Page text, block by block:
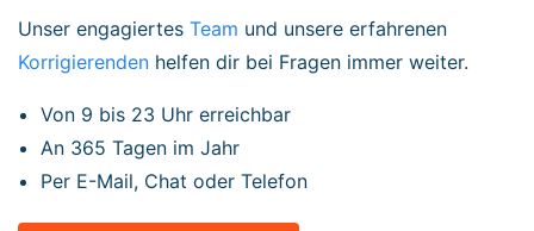
Unser engagiertes Team und unsere erfahrenen
Korrigierenden helfen dir bei Fragen immer weiter.
Von 9 bis 23 Uhr erreichbar
An 365 Tagen im Jahr
Per E-Mail, Chat oder Telefon